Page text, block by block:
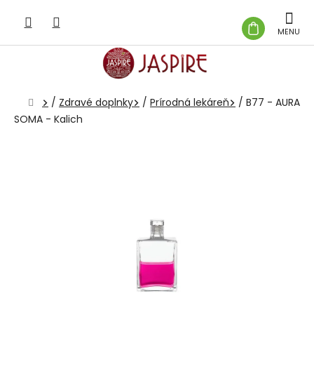
obsah
KOŠÍK
Domov
/ Zdravé doplnky / Prírodná lekáreň / B77 - AURA
SOMA - Kalich